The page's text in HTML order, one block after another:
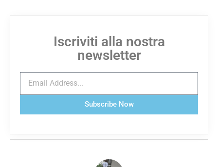
Iscriviti alla nostra
newsletter
Subscribe Now